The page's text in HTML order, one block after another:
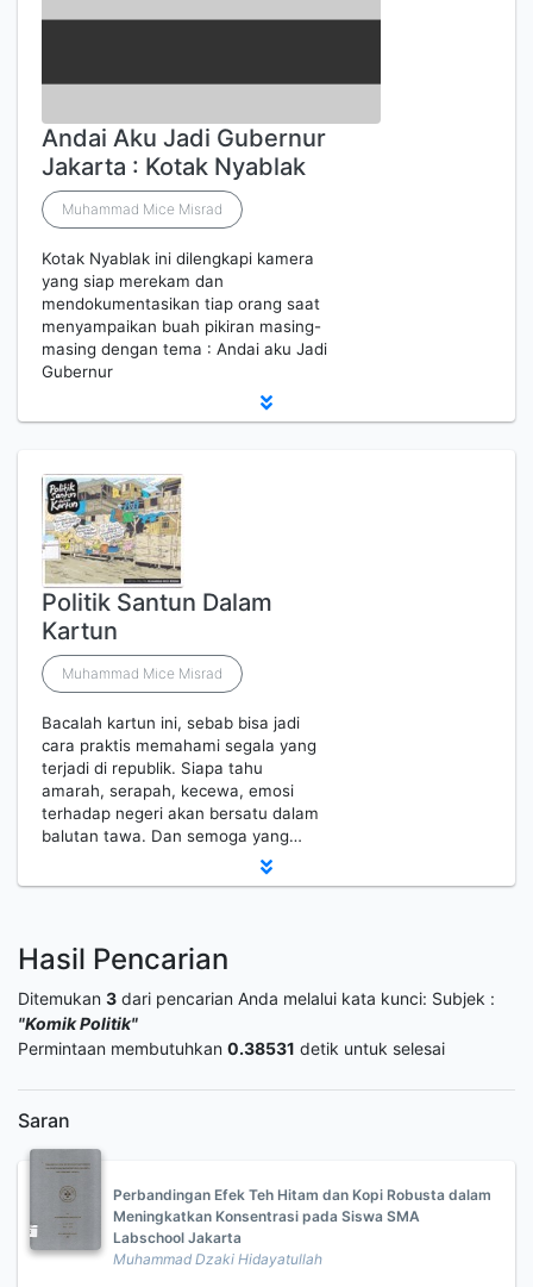
Andai Aku Jadi Gubernur
Jakarta : Kotak Nyablak
Muhammad Mice Misrad
Kotak Nyablak ini dilengkapi kamera
yang siap merekam dan
mendokumentasikan tiap orang saat
menyampaikan buah pikiran masing-
masing dengan tema : Andai aku Jadi
Gubernur
Politik Santun Dalam
Kartun
Muhammad Mice Misrad
Bacalah kartun ini, sebab bisa jadi
cara praktis memahami segala yang
terjadi di republik. Siapa tahu
amarah, serapah, kecewa, emosi
terhadap negeri akan bersatu dalam
balutan tawa. Dan semoga yang…
Hasil Pencarian
Ditemukan 3 dari pencarian Anda melalui kata kunci: Subjek :
"Komik Politik"
Permintaan membutuhkan 0.38531 detik untuk selesai
Saran
Perbandingan Efek Teh Hitam dan Kopi Robusta dalam
Meningkatkan Konsentrasi pada Siswa SMA
Labschool Jakarta
Muhammad Dzaki Hidayatullah